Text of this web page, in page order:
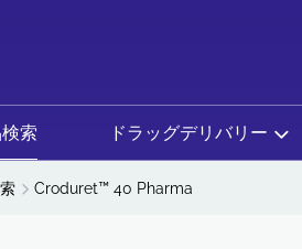
索 ドラッグデリバリー
Croduret™ 40 Pharma